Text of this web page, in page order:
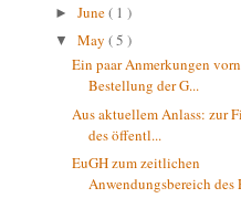
► June( 1 )
▼ May ( 5 )
Ein paar Anmerkungen
Bestellung der G...
Aus aktuellem Anlass: zur
des öffentl...
EuGH zum zeitlichen
Anwendungsbereich des